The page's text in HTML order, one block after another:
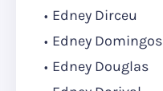
Edney Dirceu
Edney Domingos
Edney Douglas